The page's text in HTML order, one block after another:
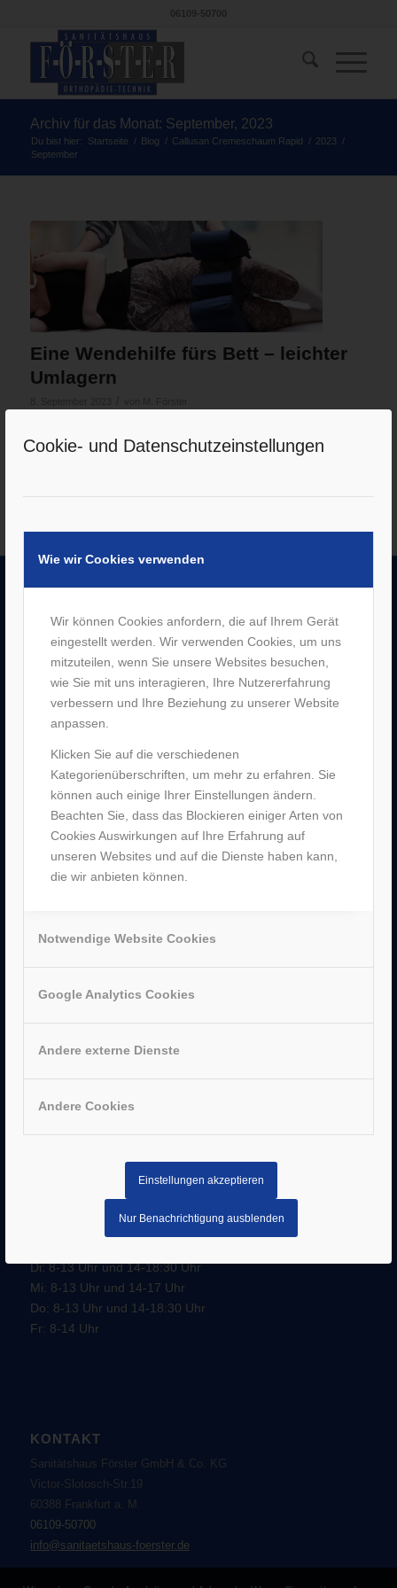
Cookie- und Datenschutzeinstellungen
Wie wir Cookies verwenden
Wir können Cookies anfordern, die auf Ihrem Gerät
eingestellt werden. Wir verwenden Cookies, um uns
mitzuteilen, wenn Sie unsere Websites besuchen,
wie Sie mit uns interagieren, Ihre Nutzererfahrung
verbessern und Ihre Beziehung zu unserer Website
anpassen.
Klicken Sie auf die verschiedenen
Kategorienüberschriften, um mehr zu erfahren. Sie
können auch einige Ihrer Einstellungen ändern.
Beachten Sie, dass das Blockieren einiger Arten von
Cookies Auswirkungen auf Ihre Erfahrung auf
unseren Websites und auf die Dienste haben kann,
die wir anbieten können.
Notwendige Website Cookies
Google Analytics Cookies
Andere externe Dienste
Andere Cookies
Einstellungen akzeptieren
Nur Benachrichtigung ausblenden
Archiv für das Monat: September, 2023
Du bist hier: Startseite / Blog / Callusan Cremeschaum Rapid / 2023 /
September
Eine Wendehilfe fürs Bett – leichter
Umlagern
UNTERNEHMEN
Jobs
Historie
Partner
Bergen Enkheim
Neu-Isenburg
AUSZEICHNUNGEN
Datenschutz
Öffnungszeiten:
Di: 8-13 Uhr und 14-18:30 Uhr
Mi: 8-13 Uhr und 14-17 Uhr
Do: 8-13 Uhr und 14-18:30 Uhr
Fr: 8-14 Uhr
KONTAKT
Sanitätshaus Förster GmbH & Co. KG
Victor-Slotosch-Str.19
60388 Frankfurt a. M.
06109-50700
info@sanitaetshaus-foerster.de